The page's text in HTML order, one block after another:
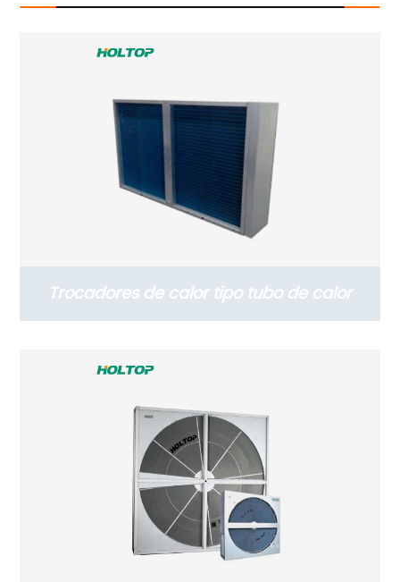
Trocadores de calor tipo tubo de calor